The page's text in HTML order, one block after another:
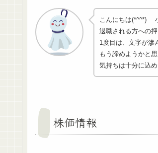
こんにちは(*^^*)
退職される方への
1度目は、文字が滲
もう諦めようかと
気持ちは十分に込
株価情報